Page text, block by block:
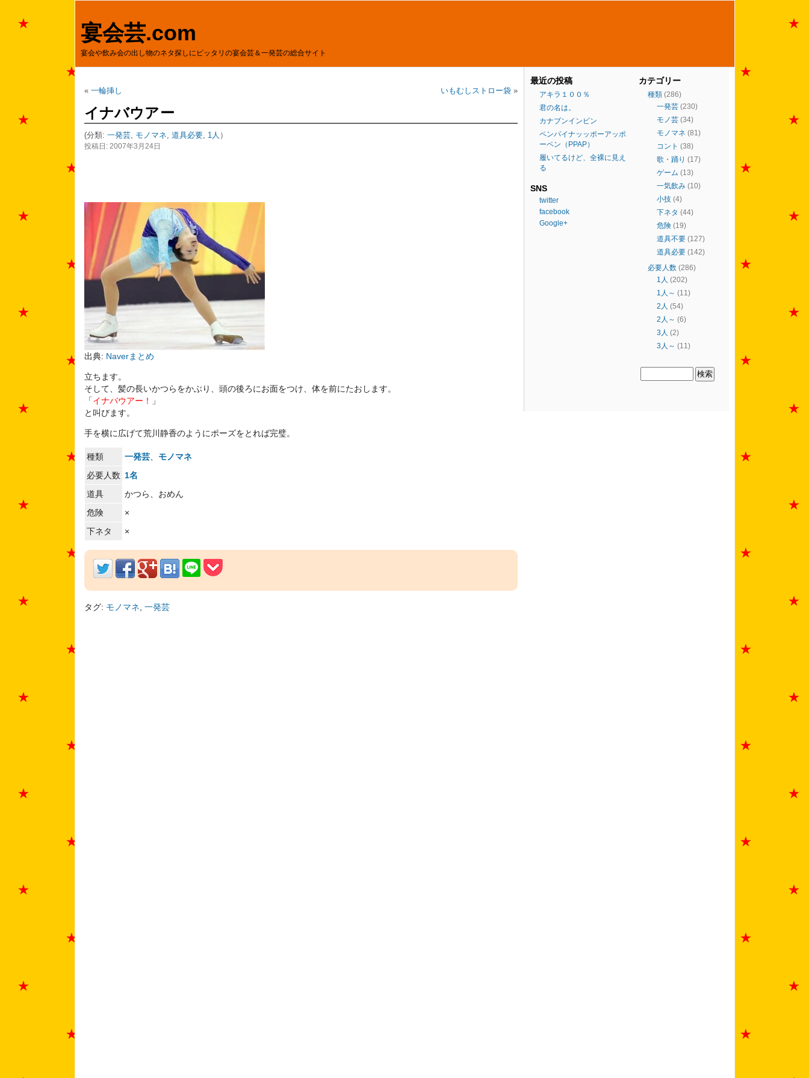
宴会芸.com
宴会や飲み会の出し物のネタ探しにピッタリの宴会芸＆一発芸の総合サイト
« 一輪挿し いもむしストロー袋»
イナバウアー
(分類: 一発芸, モノマネ, 道具必要, 1人 ）
投稿日: 2007年3月24日
出典: Naverまとめ
立ちます。
そして、髪の長いかつらをかぶり、頭の後ろにお面をつけ、体を前にたおします。
「イナバウアー！
」
と叫びます。
手を横に広げて荒川静香のようにポーズをとれば完璧。
種類 一発芸、 モノマネ
必要人数 1名
道具
かつら、おめん
危険
×
下ネタ
×
タグ: モノマネ 一発芸
最近の投稿
アキラ１００％
君の名は。
カナブンインビン
ペンパイナッッポーアッポ
ーペン（PPAP）
履いてるけど、全裸に見え
る
SNS
twitter
facebook
Google+
カテゴリー
種類(286)
一発芸(230)
モノ芸(34)
モノマネ (81)
コント (38)
歌・踊り (17)
ゲーム (13)
一気飲み(10)
小技(4)
下ネタ (44)
危険(19)
道具不要(127)
道具必要(142)
必要人数(286)
1人 (202)
1人～ (11)
2人 (54)
2人～ (6)
3人 (2)
3人～ (11)